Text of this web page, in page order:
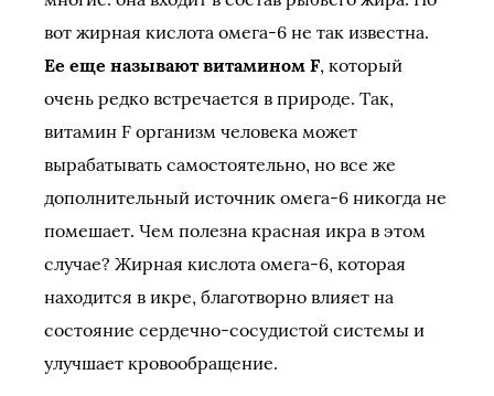
вот жирная кислота омега-6 не так известна.
Ее еще называют витамином F, который
очень редко встречается в природе. Так,
витамин F организм человека может
вырабатывать самостоятельно, но все же
дополнительный источник омега-6 никогда не
помешает. Чем полезна красная икра в этом
случае? Жирная кислота омега-6, которая
находится в икре, благотворно влияет на
состояние сердечно-сосудистой системы и
улучшает кровообращение.